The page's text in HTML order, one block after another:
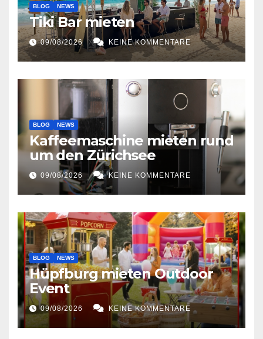
BLOG NEWS
Tiki Bar mieten
09/08/2026 KEINE KOMMENTARE
BLOG NEWS
Kaffeemaschine mieten rund
um den Zürichsee
09/08/2026 KEINE KOMMENTARE
BLOG NEWS
Hüpfburg mieten Outdoor
Event
09/08/2026 KEINE KOMMENTARE